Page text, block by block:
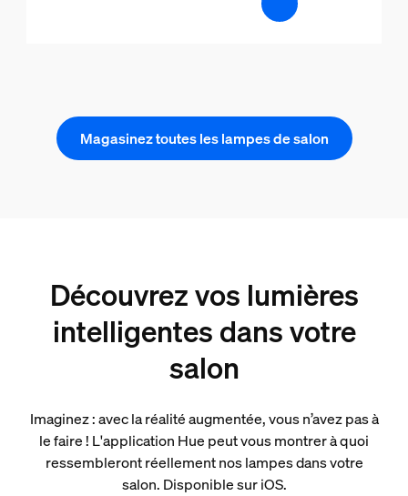
Magasinez toutes les lampes de salon
Découvrez vos lumières
intelligentes dans votre
salon
Imaginez : avec la réalité augmentée, vous n’avez pas à
le faire ! L'application Hue peut vous montrer à quoi
ressembleront réellement nos lampes dans votre
salon. Disponible sur iOS.